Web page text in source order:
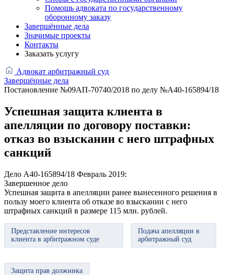
Помощь адвоката по государственному
оборонному заказу
Завершённые дела
Значимые проекты
Контакты
Заказать услугу
Адвокат арбитражный суд
Завершённые дела
Постановление №09АП-70740/2018 по делу №А40-165894/18
Успешная защита клиента в
апелляции по договору поставки:
отказ во взыскании с него штрафных
санкций
Дело А40-165894/18 Февраль 2019:
Завершенное дело
Успешная защита в апелляции ранее вынесенного решения в
пользу моего клиента об отказе во взыскании с него
штрафных санкций в размере 115 млн. рублей.
Представление интересов
клиента в арбитражном суде
Подача апелляции в
арбитражный суд
Защита прав должника